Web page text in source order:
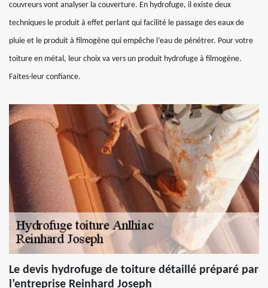
couvreurs vont analyser la couverture. En hydrofuge, il existe deux
techniques le produit à effet perlant qui facilité le passage des eaux de
pluie et le produit à filmogène qui empêche l’eau de pénétrer. Pour votre
toiture en métal, leur choix va vers un produit hydrofuge à filmogène.
Faites-leur confiance.
Le devis hydrofuge de toiture détaillé préparé par
l’entreprise Reinhard Joseph